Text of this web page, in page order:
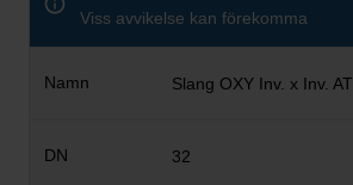
Viss avvikelse kan förekomma
Slang OXY Inv. x Inv. AT
32